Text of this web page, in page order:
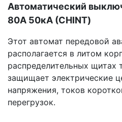
Автоматический
80A 50кА (CHINT)
Этот автомат передовой
располагается в литом
распределительных
защищает электрические
напряжения, токов
перегрузок.